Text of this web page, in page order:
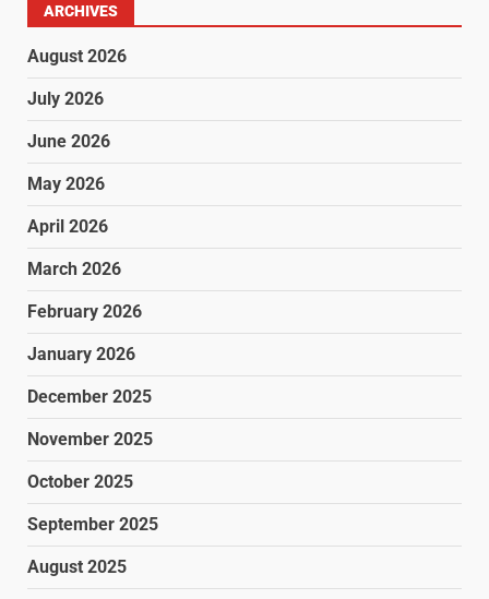
ARCHIVES
August 2026
July 2026
June 2026
May 2026
April 2026
March 2026
February 2026
January 2026
December 2025
November 2025
October 2025
September 2025
August 2025